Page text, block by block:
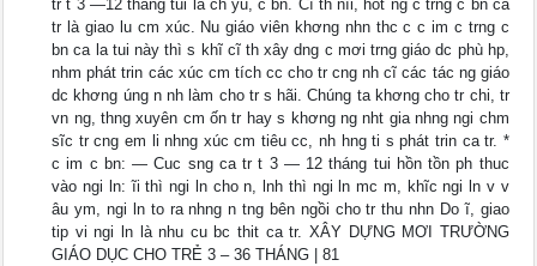
tr t 3 —12 tháng tui là ch yu, c bn. Cĩ th nĩi, hot ng c trng c bn ca
tr là giao lu cm xúc. Nu giáo viên khơng nhn thc c c im c trng c
bn ca la tui này thì s khĩ cĩ th xây dng c mơi trng giáo dc phù hp,
nhm phát trin các xúc cm tích cc cho tr cng nh cĩ các tác ng giáo
dc khơng úng n nh làm cho tr s hãi. Chúng ta khơng cho tr chi, tr
vn ng, thng xuyên cm ốn tr hay s khơng ng nht gia nhng ngi chm
sĩc tr cng em li nhng xúc cm tiêu cc, nh hng ti s phát trin ca tr. *
c im c bn: — Cuc sng ca tr t 3 — 12 tháng tui hồn tồn ph thuc
vào ngi ln: ĩi thì ngi ln cho n, lnh thì ngi ln mc m, khĩc ngi ln v v
âu ym, ngi ln to ra nhng n tng bên ngồi cho tr thu nhn Do ĩ, giao
tip vi ngi ln là nhu cu bc thit ca tr. XÂY DỰNG MƠI TRƯỜNG
GIÁO DỤC CHO TRẺ 3 – 36 THÁNG | 81